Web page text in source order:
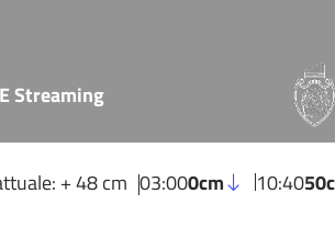
secondario
Streaming
+ 48 cm 03:000cm 10:40